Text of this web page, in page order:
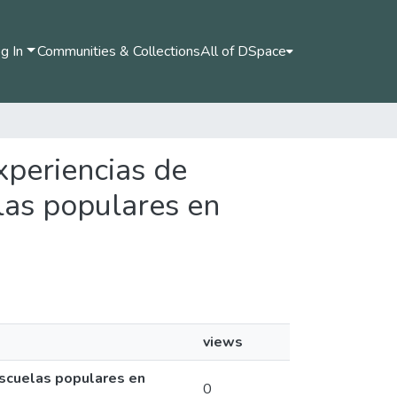
In Communities & CollectionsAll of DSpace
de
populares en
views
populares en
0